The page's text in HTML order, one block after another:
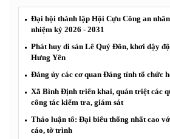
Đại hội thành lập Hội Cựu Công an
nhiệm kỳ 2026 - 2031
Phát huy di sản Lê Quý Đôn, khơi dậy
Hưng Yên
Đảng ủy các cơ quan Đảng tỉnh tổ chức
Xã Bình Định triển khai, quán triệt các
công tác kiểm tra, giám sát
Thảo luận tổ: Đại biểu thống nhất cao
cáo, tờ trình